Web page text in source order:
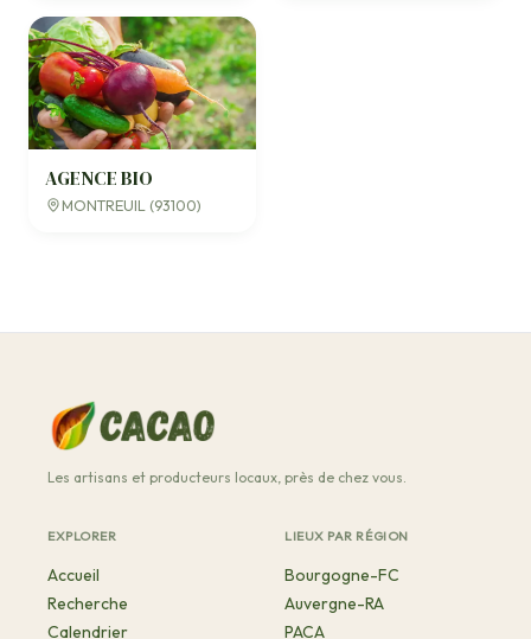
AGENCE BIO
MONTREUIL (93100)
Les artisans et producteurs locaux, près de chez vous.
EXPLORER
Accueil
Recherche
Calendrier
LIEUX PAR RÉGION
Bourgogne-FC
Auvergne-RA
PACA